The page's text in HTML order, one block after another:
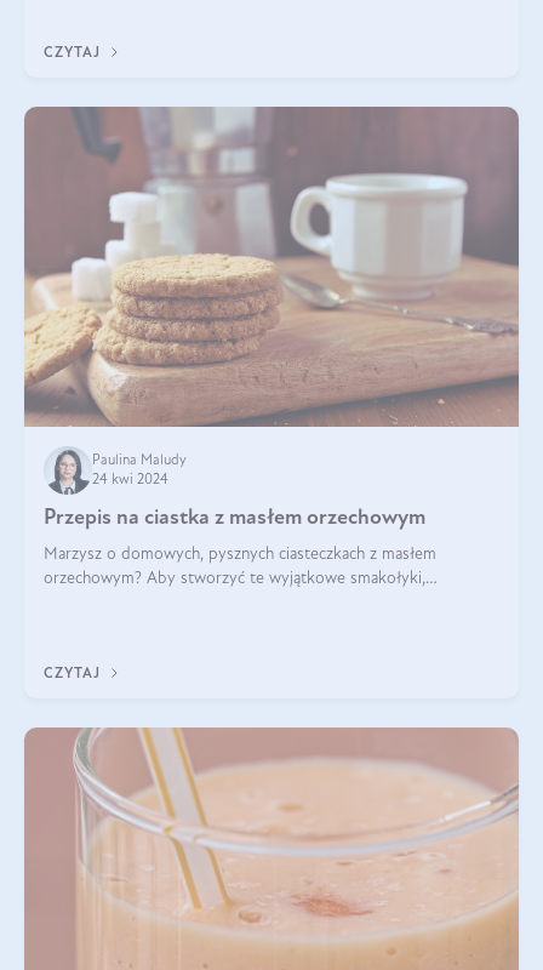
CZYTAJ
Paulina Maludy
24 kwi 2024
Przepis na ciastka z masłem orzechowym
Marzysz o domowych, pysznych ciasteczkach z masłem
orzechowym? Aby stworzyć te wyjątkowe smakołyki,
CZYTAJ